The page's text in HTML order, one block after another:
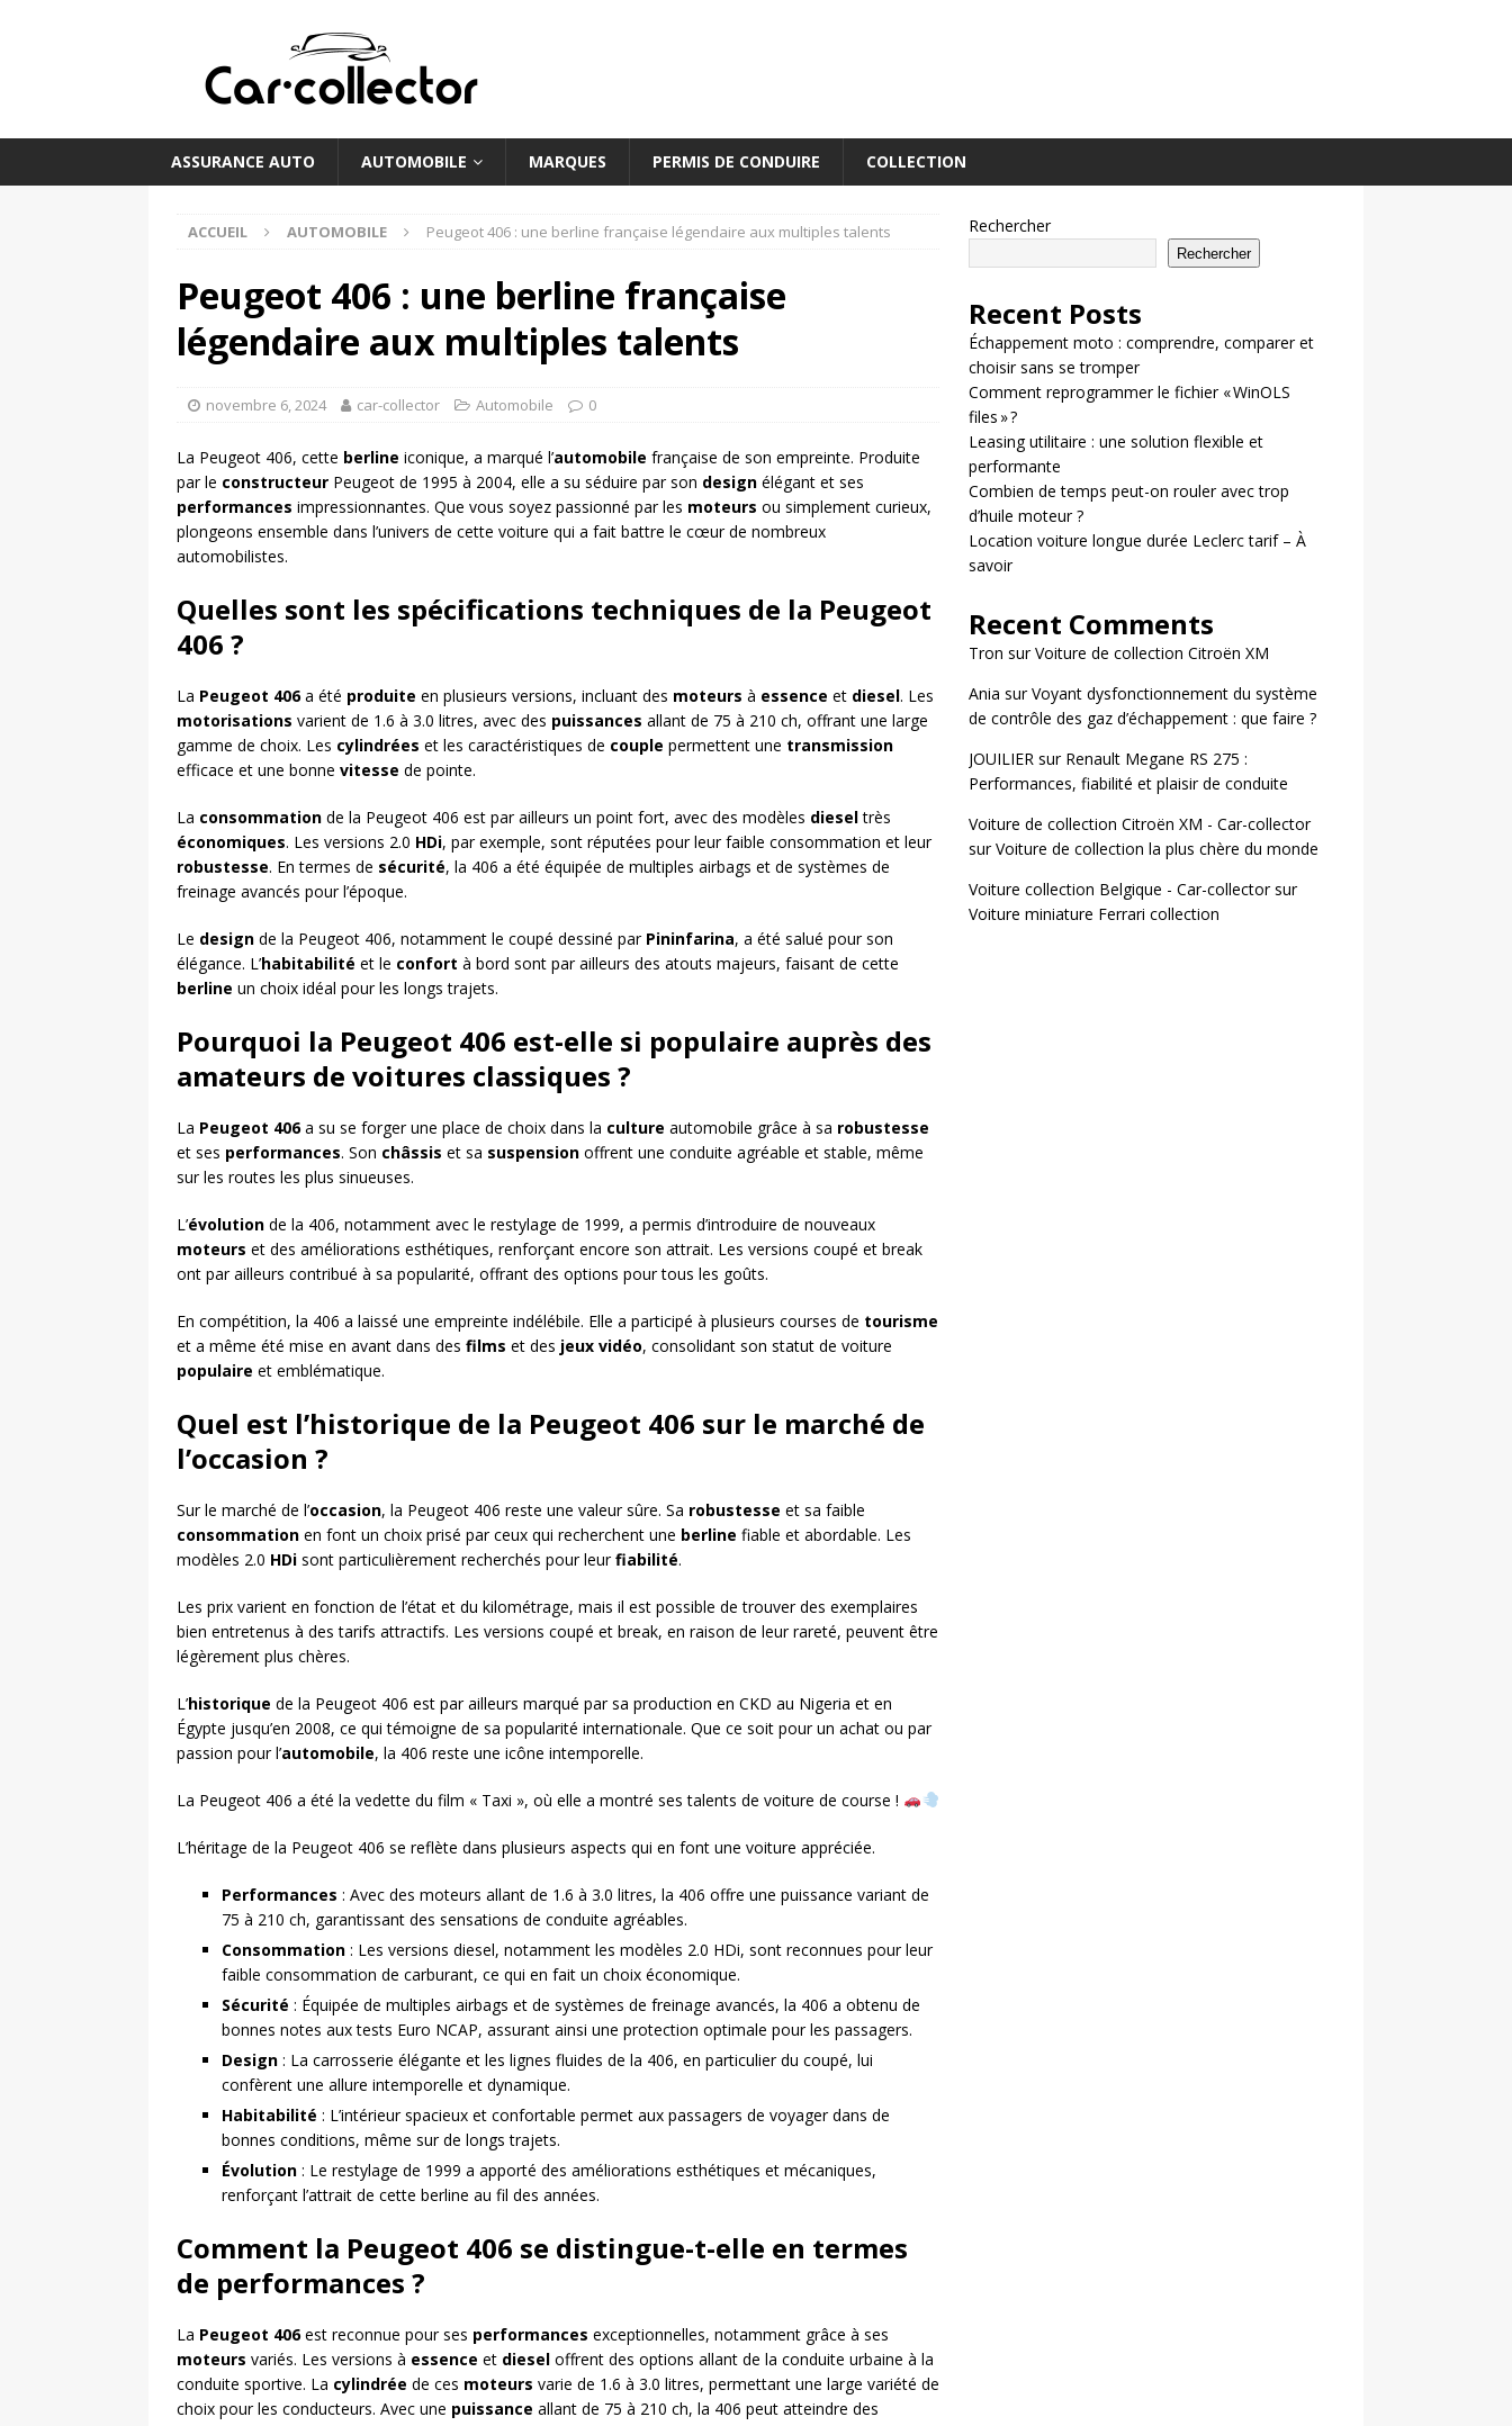
ASSURANCE AUTO AUTOMOBILE MARQUES PERMIS DE CONDUIRE COLLECTION
ACCUEIL AUTOMOBILE Peugeot 406 : une berline française légendaire aux multiples talents
Peugeot 406 : une berline française
légendaire aux multiples talents
novembre 6, 2024 car-collector Automobile 0
La Peugeot 406, cette berline iconique, a marqué l’automobile française de son empreinte. Produite
par le constructeur Peugeot de 1995 à 2004, elle a su séduire par son design élégant et ses
performances impressionnantes. Que vous soyez passionné par les moteurs ou simplement curieux,
plongeons ensemble dans l’univers de cette voiture qui a fait battre le cœur de nombreux
automobilistes.
Quelles sont les spécifications techniques de la Peugeot
406 ?
La Peugeot 406a été produite en plusieurs versions, incluant des moteurs à essence et diesel. Les
motorisations varient de 1.6 à 3.0 litres, avec des puissances allant de 75 à 210 ch, offrant une large
gamme de choix. Les cylindrées et les caractéristiques de couple permettent une transmission
efficace et une bonne vitesse de pointe.
La consommation de la Peugeot 406 est par ailleurs un point fort, avec des modèles dieseltrès
économiques. Les versions 2.0 HDi, par exemple, sont réputées pour leur faible consommation et leur
robustesse. En termes de sécurité, la 406 a été équipée de multiples airbags et de systèmes de
freinage avancés pour l’époque.
Le design de la Peugeot 406, notamment le coupé dessiné par Pininfarina, a été salué pour son
élégance. L’habitabilité et le confort à bord sont par ailleurs des atouts majeurs, faisant de cette
berline un choix idéal pour les longs trajets.
Pourquoi la Peugeot 406 est-elle si populaire auprès des
amateurs de voitures classiques ?
La Peugeot 406a su se forger une place de choix dans la culture automobile grâce à sa robustesse
et ses performances. Son châssis et sa suspension offrent une conduite agréable et stable, même
sur les routes les plus sinueuses.
L’évolution de la 406, notamment avec le restylage de 1999, a permis d’introduire de nouveaux
moteurs et des améliorations esthétiques, renforçant encore son attrait. Les versions coupé et break
ont par ailleurs contribué à sa popularité, offrant des options pour tous les goûts.
En compétition, la 406 a laissé une empreinte indélébile. Elle a participé à plusieurs courses de tourisme
et a même été mise en avant dans des films et des jeux vidéo, consolidant son statut de voiture
populaire et emblématique.
Quel est l’historique de la Peugeot 406 sur le marché de
l’occasion ?
Sur le marché de l’occasion, la Peugeot 406 reste une valeur sûre. Sa robustesse et sa faible
consommation en font un choix prisé par ceux qui recherchent une berline fiable et abordable. Les
modèles 2.0 HDi sont particulièrement recherchés pour leurfiabilité.
Les prix varient en fonction de l’état et du kilométrage, mais il est possible de trouver des exemplaires
bien entretenus à des tarifs attractifs. Les versions coupé et break, en raison de leur rareté, peuvent être
légèrement plus chères.
L’historique de la Peugeot 406 est par ailleurs marqué par sa production en CKD au Nigeria et en
Égypte jusqu’en 2008, ce qui témoigne de sa popularité internationale. Que ce soit pour un achat ou par
passion pour l’automobile, la 406 reste une icône intemporelle.
La Peugeot 406 a été la vedette du film « Taxi », où elle a montré ses talents de voiture de course !
L’héritage de la Peugeot 406 se reflète dans plusieurs aspects qui en font une voiture appréciée.
Performances : Avec des moteurs allant de 1.6 à 3.0 litres, la 406 offre une puissance variant de
75 à 210 ch, garantissant des sensations de conduite agréables.
Consommation : Les versions diesel, notamment les modèles 2.0 HDi, sont reconnues pour leur
faible consommation de carburant, ce qui en fait un choix économique.
Sécurité : Équipée de multiples airbags et de systèmes de freinage avancés, la 406 a obtenu de
bonnes notes aux tests Euro NCAP, assurant ainsi une protection optimale pour les passagers.
Design : La carrosserie élégante et les lignes fluides de la 406, en particulier du coupé, lui
confèrent une allure intemporelle et dynamique.
Habitabilité : L’intérieur spacieux et confortable permet aux passagers de voyager dans de
bonnes conditions, même sur de longs trajets.
Évolution : Le restylage de 1999 a apporté des améliorations esthétiques et mécaniques,
renforçant l’attrait de cette berline au fil des années.
Comment la Peugeot 406 se distingue-t-elle en termes
de performances ?
La Peugeot 406est reconnue pour ses performances exceptionnelles, notamment grâce à ses
moteurs variés. Les versions à essence et diesel offrent des options allant de la conduite urbaine à la
conduite sportive. La cylindrée de ces moteurs varie de 1.6 à 3.0 litres, permettant une large variété de
choix pour les conducteurs. Avec une puissance allant de 75 à 210 ch, la 406 peut atteindre des
Rechercher
Rechercher
Recent Posts
Échappement moto : comprendre, comparer et
choisir sans se tromper
Comment reprogrammer le fichier « WinOLS
files » ?
Leasing utilitaire : une solution flexible et
performante
Combien de temps peut-on rouler avec trop
d’huile moteur ?
Location voiture longue durée Leclerc tarif – À
savoir
Recent Comments
Tron surVoiture de collection Citroën XM
Ania surVoyant dysfonctionnement du système
de contrôle des gaz d’échappement : que faire ?
JOUILIERsur Renault Megane RS 275 :
Performances, fiabilité et plaisir de conduite
Voiture de collection Citroën XM - Car-collector
surVoiture de collection la plus chère du monde
Voiture collection Belgique - Car-collectorsur
Voiture miniature Ferrari collection